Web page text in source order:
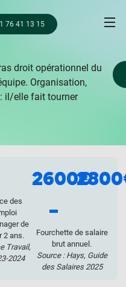
76 41 13 15
droit opérationnel du
Organisation,
il/elle fait tourner
des
de
2 ans.
Travail,
2024
2600€
–
Fourchette de salaire
brut annuel.
Source : Hays, Guide
des Salaires 2025